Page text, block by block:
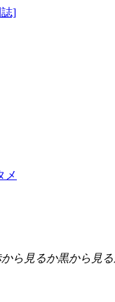
メ
ら見るか黒から見る